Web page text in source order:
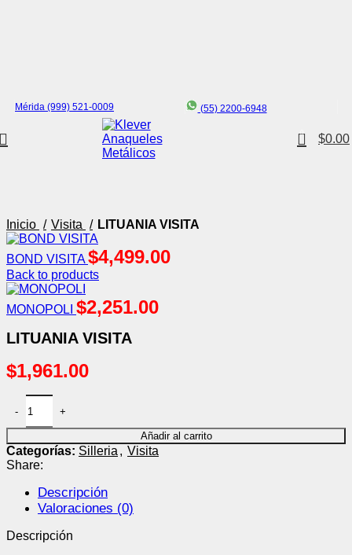
Mérida (999) 521-0009 (55) 2200-6948
0 $0.00
Inicio
Visita LITUANIA VISITA
BOND VISITA$4,499.00
Back to products
MONOPOLI $2,251.00
LITUANIA VISITA
$1,961.00
Añadir al carrito
Categorías: Silleria , Visita
Share:
Descripción
Valoraciones (0)
Descripción